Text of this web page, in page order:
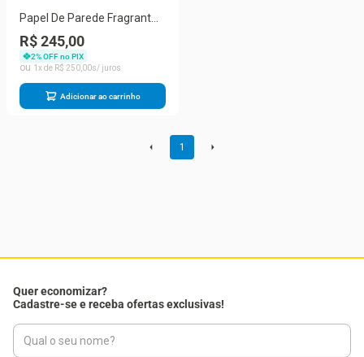
Papel De Parede Fragrant
Roses Fa811018 Vinílico -
Rolo 10m X 0,53m
R$ 245,00
2% OFF no PIX
1
R$ 250 00
Adicionar ao carrinho
1
Quer economizar?
Cadastre-se e receba ofertas exclusivas!